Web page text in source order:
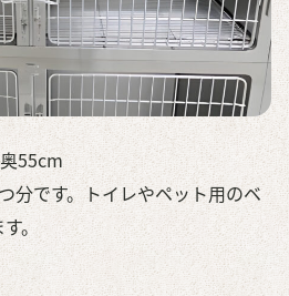
55cm
分です。トイレやペット用のベ
。